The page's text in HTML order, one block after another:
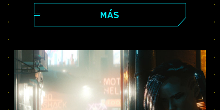
avanzadas de trazado de rayos, tasas de
fotogramas más altas y mucho más. Elige
entre tres modos de gráficos (Rendimiento,
descubre unos efectos visuales mejorados,
una acción más fluida y todo lo que
Cyberpunk 2077 puede ofrecer en PS5®
Pro.
MÁS